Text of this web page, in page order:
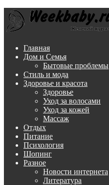
Главная
Дом и Семья
Бытовые проблемы
Стиль и мода
Здоровье и красота
Здоровье
Уход за волосами
Уход за кожей
Массаж
Отдых
Питание
Психология
Шопинг
Разное
Новости интернета
Литература